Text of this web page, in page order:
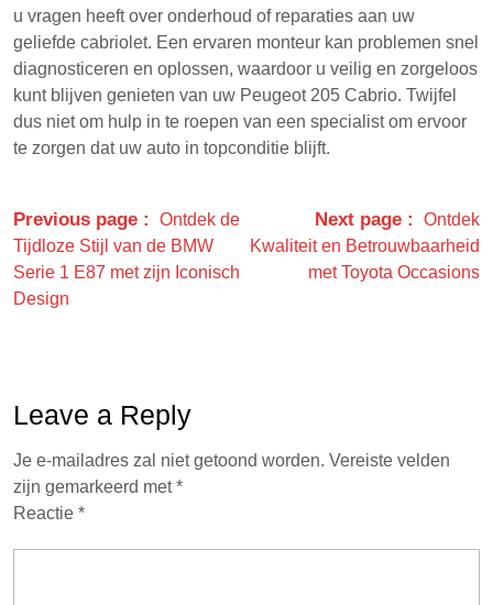
u vragen heeft over onderhoud of reparaties aan uw
geliefde cabriolet. Een ervaren monteur kan problemen snel
diagnosticeren en oplossen, waardoor u veilig en zorgeloos
kunt blijven genieten van uw Peugeot 205 Cabrio. Twijfel
dus niet om hulp in te roepen van een specialist om ervoor
te zorgen dat uw auto in topconditie blijft.
Previous page
Ontdek de
Tijdloze Stijl van de BMW
Serie 1 E87 met zijn Iconisch
Design
Next page
Ontdek
Kwaliteit en Betrouwbaarheid
met Toyota Occasions
Leave a Reply
Je e-mailadres zal niet getoond worden. Vereiste velden
zijn gemarkeerd met*
Reactie *